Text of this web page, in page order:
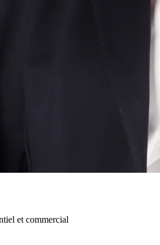
et commercial